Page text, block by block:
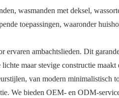
wasmanden met deksel,
toepassingen, waaronder
ambachtslieden. Dit
maar stevige constructie
van modern minimalistisch
We bieden OEM- en ODM-